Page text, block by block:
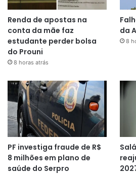
Renda de apostas na
conta da mãe faz
estudante perder bolsa
do Prouni
8 horas atrás
da
8
PF investiga fraude de R$
8 milhões em plano de
saúde do Serpro